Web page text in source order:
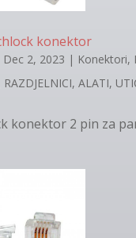
konektor
Dec 2, 2023 | Konektori,
ALATI,
konektor 2 pin za